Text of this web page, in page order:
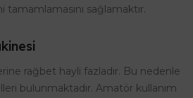
tamamlamasını sağlamaktır.
rağbet hayli fazladır. Bu nedenle
bulunmaktadır. Amatör kullanım